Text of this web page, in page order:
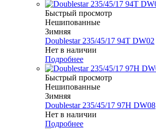
Быстрый просмотр
Нешипованные
Зимняя
Doublestar 235/45/17 94T DW02
Нет в наличии
Подробнее
Быстрый просмотр
Нешипованные
Зимняя
Doublestar 235/45/17 97H DW08
Нет в наличии
Подробнее